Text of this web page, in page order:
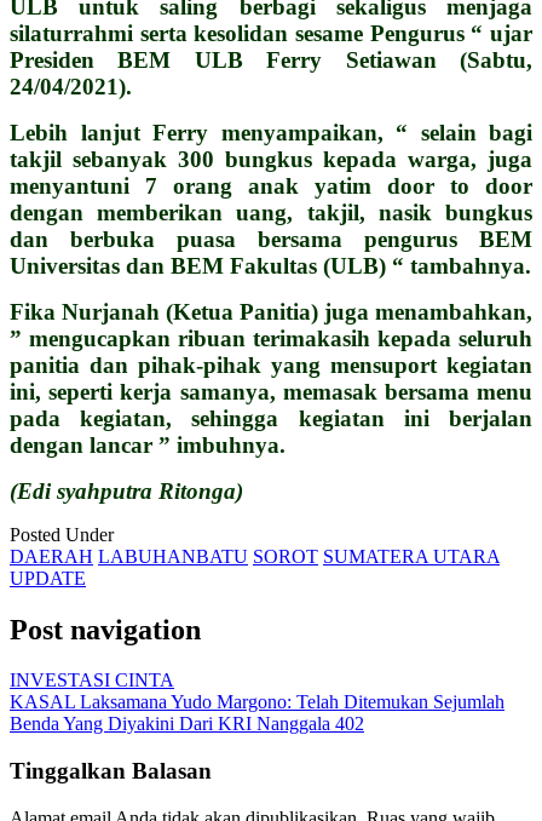
ULB untuk saling berbagi sekaligus menjaga
silaturrahmi serta kesolidan sesame Pengurus “ ujar
Presiden BEM ULB Ferry Setiawan (Sabtu,
24/04/2021).
Lebih lanjut Ferry menyampaikan, “ selain bagi
takjil sebanyak 300 bungkus kepada warga, juga
menyantuni 7 orang anak yatim door to door
dengan memberikan uang, takjil, nasik bungkus
dan berbuka puasa bersama pengurus BEM
Universitas dan BEM Fakultas (ULB) “ tambahnya.
Fika Nurjanah (Ketua Panitia) juga menambahkan,
” mengucapkan ribuan terimakasih kepada seluruh
panitia dan pihak-pihak yang mensuport kegiatan
ini, seperti kerja samanya, memasak bersama menu
pada kegiatan, sehingga kegiatan ini berjalan
dengan lancar ” imbuhnya.
(Edi syahputra Ritonga)
Posted Under
DAERAH LABUHANBATU SOROT SUMATERA UTARA
UPDATE
Post navigation
INVESTASI CINTA
KASAL Laksamana Yudo Margono: Telah Ditemukan Sejumlah
Benda Yang Diyakini Dari KRI Nanggala 402
Tinggalkan Balasan